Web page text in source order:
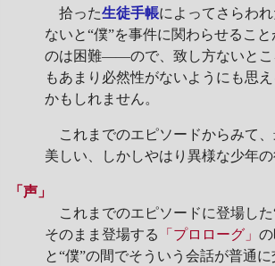
拾った生徒手帳によってさらわ
ないと“僕”を事件に関わらせるこ
のは困難――ので、致し方ないとこ
もあまり必然性がないようにも思
かもしれません。
これまでのエピソードからみて
美しい、しかしやはり異様な少年
「声」
これまでのエピソードに登場した
そのまま登場する
「プロローグ」
と“僕”の間でそういう会話が普通